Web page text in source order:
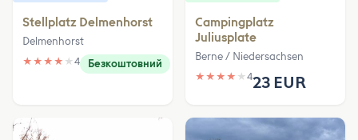
Stellplatz Delmenhorst
Delmenhorst
★ ★ ★ ★ ★ 4 Безкоштовний
Campingplatz
Juliusplate
Berne / Niedersachsen
★ ★ ★ ★ ★ 423 EUR